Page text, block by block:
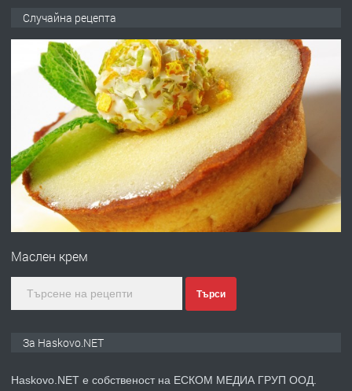
преди 20 часа
ПРЕДЛАГА Под НАЕМ двустаен Орфей
преди 3 дни
ПРЕДЛАГА
Нов апартамент на ул. Липа до
Случайна рецепта
Маслен крем
Търси
За Haskovo.NET
Haskovo.NET е собственост на ЕСКОМ МЕДИА ГРУП ООД.